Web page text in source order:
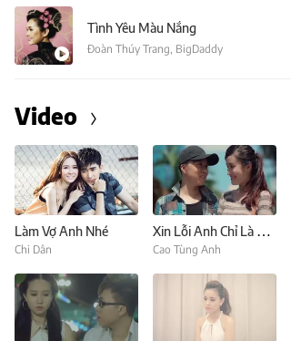
Tình Yêu Màu Nắng
Đoàn Thúy Trang, BigDaddy
Video
Làm Vợ Anh Nhé
Chi Dân
Xin Lỗi Anh Chỉ Là Thằng Bán Kem (Nhường Điều Ước Cho Em)
Cao Tùng Anh